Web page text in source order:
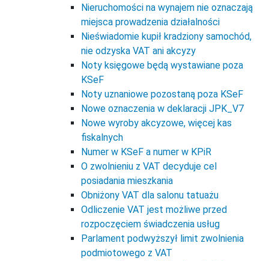
Nieruchomości na wynajem nie oznaczają
miejsca prowadzenia działalności
Nieświadomie kupił kradziony samochód,
nie odzyska VAT ani akcyzy
Noty księgowe będą wystawiane poza
KSeF
Noty uznaniowe pozostaną poza KSeF
Nowe oznaczenia w deklaracji JPK_V7
Nowe wyroby akcyzowe, więcej kas
fiskalnych
Numer w KSeF a numer w KPiR
O zwolnieniu z VAT decyduje cel
posiadania mieszkania
Obniżony VAT dla salonu tatuażu
Odliczenie VAT jest możliwe przed
rozpoczęciem świadczenia usług
Parlament podwyższył limit zwolnienia
podmiotowego z VAT